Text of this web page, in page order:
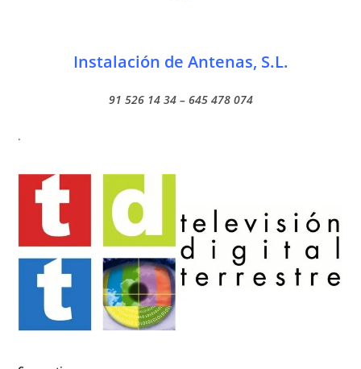
Instalación de Antenas, S.L.
91 526 14 34 – 645 478 074
.